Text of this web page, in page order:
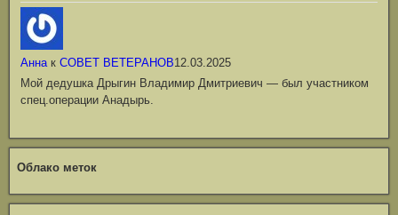
Аннак СОВЕТ ВЕТЕРАНОВ12.03.2025
Мой дедушка Дрыгин Владимир Дмитриевич — был участником
спец.операции Анадырь.
Облако меток